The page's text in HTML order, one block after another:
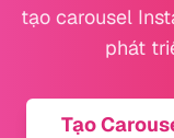
tạo carousel
phát
Tạo